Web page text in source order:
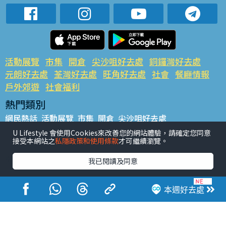
本週好去處
活動展覽 市集 開倉 尖沙咀好去處 銅鑼灣好去處
元朗好去處 荃灣好去處 旺角好去處 社會 餐廳情報
戶外郊遊 社會福利
熱門類別
網民熱話 活動展覽 市集 開倉 尖沙咀好去處
銅鑼灣好去處 元朗好去處 荃灣好去處 旺角好去處 社會
餐廳情報 戶外郊遊
熱門標籤
#UGO搵好去處 #人氣活動推介 #美食社群熱話
#親子玩樂好去處
#ULifestyle應用程式
#限時搶
#UJetso禮物放送
#ULifestyle商戶中心 #著數 #網絡熱話
U Lifestyle 會使用Cookies來改善您的網站體驗，請確定您同意
接受本網站之私隱政策和使用條款才可繼續瀏覽。
我已閱讀及同意